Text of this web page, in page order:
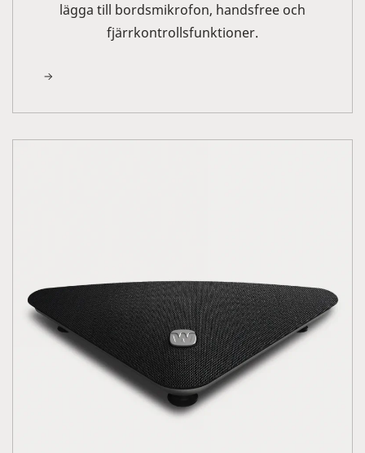
lägga till bordsmikrofon, handsfree och
fjärrkontrollsfunktioner.